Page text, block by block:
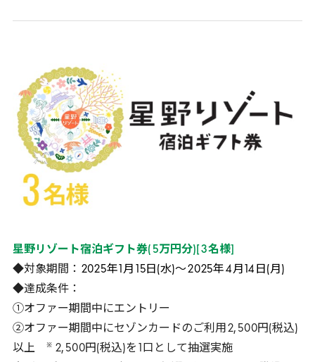
星野リゾート宿泊ギフト券( 5万円分) 3名様]
◆対象期間： 2025年 1月 15 日(水)～2025年4月 14 日(月)
◆達成条件：
①オファー期間中にエントリー
②オファー期間中にセゾンカードのご利用2, 500円(税込)
以上
※ 2, 500円(税込)を 1口として抽選実施